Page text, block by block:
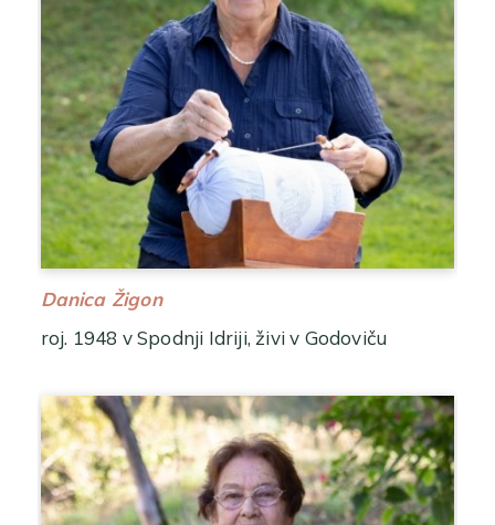
Danica Žigon
roj. 1948 v Spodnji Idriji, živi v Godoviču